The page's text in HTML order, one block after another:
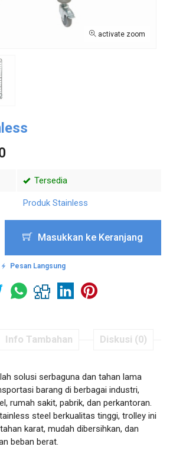
activate zoom
Tersedia
Produk Stainless
Masukkan ke Keranjang
Pesan Langsung
Info Tambahan Diskusi (0)
solusi serbaguna dan tahan lama
barang di berbagai industri,
rumah sakit, pabrik, dan perkantoran.
steel berkualitas tinggi, trolley ini
karat, mudah dibersihkan, dan
beban berat.